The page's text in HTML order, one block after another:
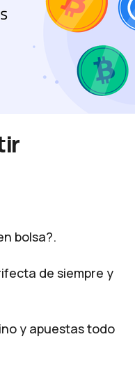
bolsa?.
de siempre y
y apuestas todo